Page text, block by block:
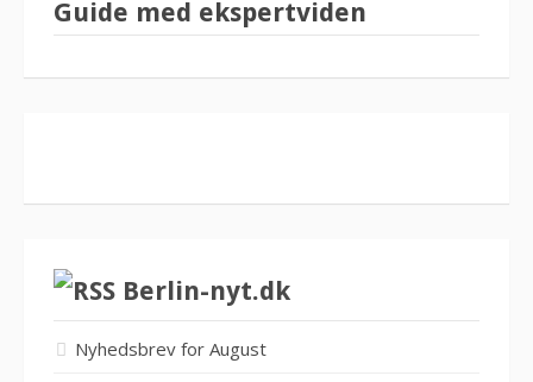
Guide med ekspertviden
Berlin-nyt.dk
Nyhedsbrev for August